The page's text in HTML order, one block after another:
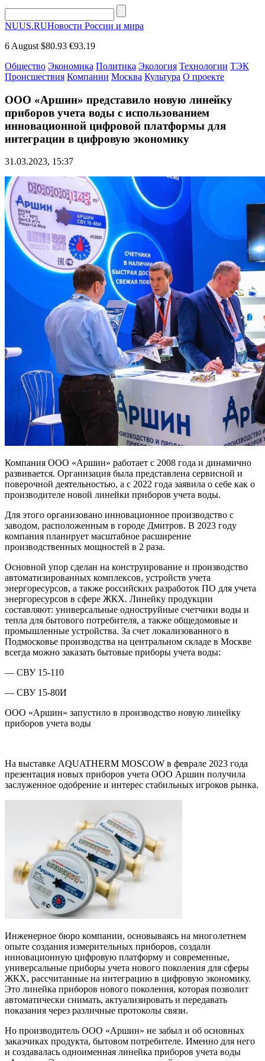
NUUS.RUНовости России и мира
6 August $80.93 €93.19
Общество Экономика Политика Экология Технологии ТЭК
Происшествия Компании Москва Культура О проекте
ООО «Аршин» представило новую линейку
приборов учета воды с использованием
инновационной цифровой платформы для
интеграции в цифровую экономику
31.03.2023, 15:37
Компания ООО «Аршин» работает с 2008 года и динамично
развивается. Организация была представлена сервисной и
поверочной деятельностью, а с 2022 года заявила о себе как о
производителе новой линейки приборов учета воды.
Для этого организовано инновационное производство с
заводом, расположенным в городе Дмитров. В 2023 году
компания планирует масштабное расширение
производственных мощностей в 2 раза.
Основной упор сделан на конструирование и производство
автоматизированных комплексов, устройств учета
энергоресурсов, а также российских разработок ПО для учета
энергоресурсов в сфере ЖКХ. Линейку продукции
составляют: универсальные одноструйные счетчики воды и
тепла для бытового потребителя, а также общедомовые и
промышленные устройства. За счет локализованного в
Подмосковье производства на центральном складе в Москве
всегда можно заказать бытовые приборы учета воды:
— СВУ 15-110
— СВУ 15-80И
ООО «Аршин» запустило в производство новую линейку
приборов учета воды
На выставке AQUATHERM MOSCOW в феврале 2023 года
презентация новых приборов учета ООО Аршин получила
заслуженное одобрение и интерес стабильных игроков рынка.
Инженерное бюро компании, основываясь на многолетнем
опыте создания измерительных приборов, создали
инновационную цифровую платформу и современные,
универсальные приборы учета нового поколения для сферы
ЖКХ, рассчитанные на интеграцию в цифровую экономику.
Это линейка приборов нового поколения, которая позволит
автоматически снимать, актуализировать и передавать
показания через различные протоколы связи.
Но производитель ООО «Аршин» не забыл и об основных
заказчиках продукта, бытовом потребителе. Именно для него
и создавалась одноименная линейка приборов учета воды